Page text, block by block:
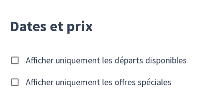
Dates et prix
Afficher uniquement les départs disponibles
Afficher uniquement les offres spéciales